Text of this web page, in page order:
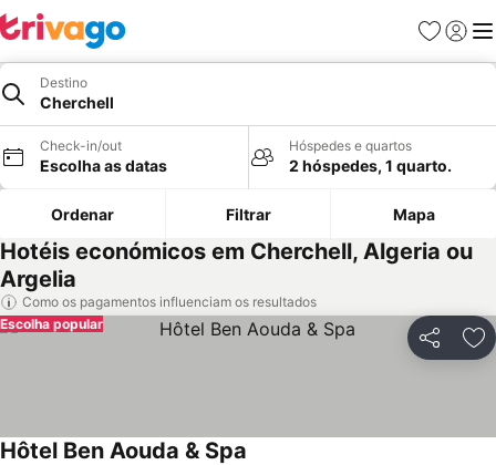
Favoritos
Iniciar
Destino
Cherchell
Check-in/out
Escolha as datas
Hóspedes e quartos
2 hóspedes, 1 quarto.
Ordenar Filtrar Mapa
Hotéis económicos em Cherchell, Algeria ou
Argelia
Como os pagamentos influenciam os resultados
Partilhar
Escolha popular
Hôtel Ben Aouda & Spa